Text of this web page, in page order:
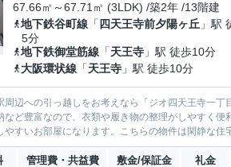
67.66㎡～67.71㎡ (3LDK) /築2年 /13階建
地下鉄谷町線 「 四天王寺前夕陽ヶ丘 」駅
5分
地下鉄御堂筋線 「天王寺 」駅 徒歩10分
大阪環状線 「天王寺 」駅 徒歩10分
辺への引っ越しをお考えなら「ジオ四天王寺一
など豊富なので、衣類や履き物の整理がしやすく
やすいお部屋になります。こちらの物件は閑静な
管理費・共益費 敷金/保証金 礼金